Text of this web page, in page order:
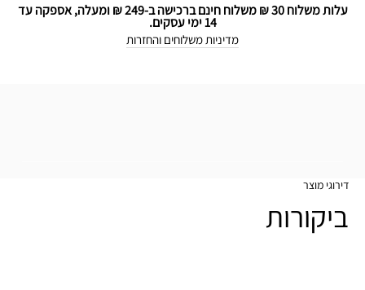
עלות משלוח 30 ₪ משלוח חינם ברכישה ב-249 ₪ ומעלה, אספקה עד
14 ימי עסקים.
מדיניות משלוחים והחזרות
דירוגי מוצר
ביקורות